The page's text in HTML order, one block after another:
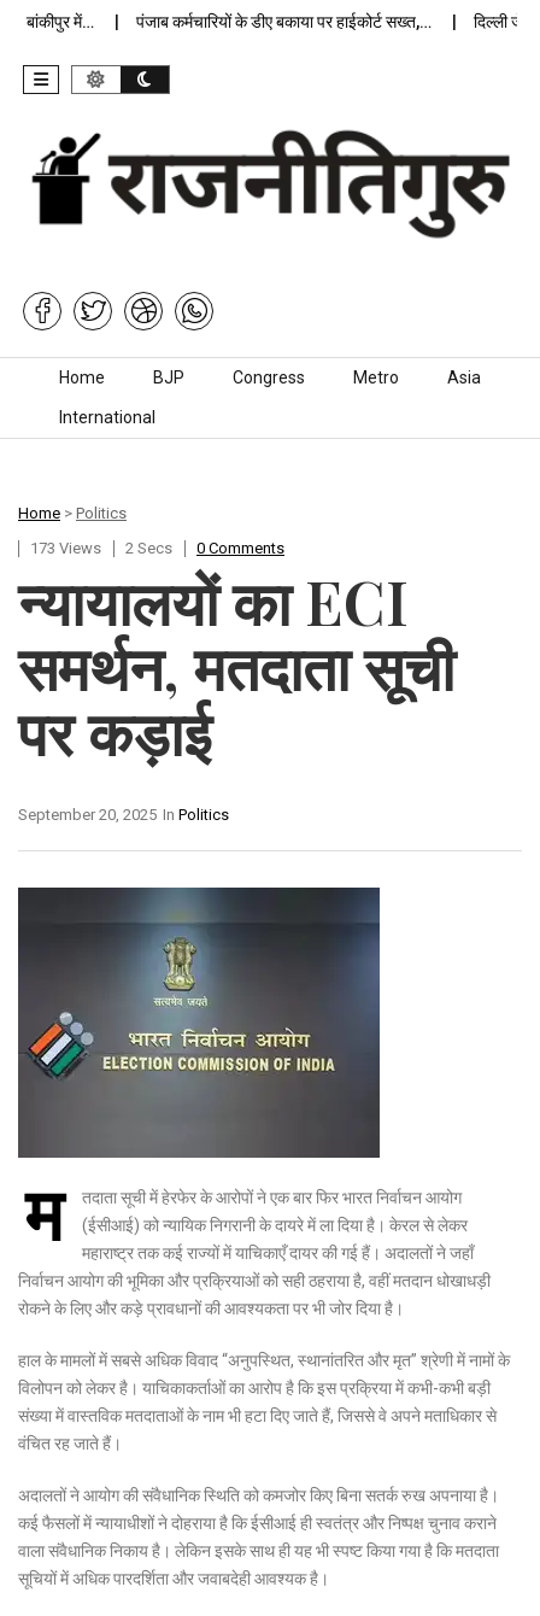
में… पंजाब कर्मचारियों के डीए बकाया पर हाईकोर्ट सख्त,… दिल्ली जेलों में
Skip to content
Home BJP Congress Metro Asia
International
Home > Politics
173 Views
2 Secs 0 Comments
न्यायालयों का ECI
समर्थन, मतदाता सूची
पर कड़ाई
In Politics
September 20, 2025
म
तदाता सूची में हेरफेर के आरोपों ने एक बार फिर भारत निर्वाचन आयोग
(ईसीआई) को न्यायिक निगरानी के दायरे में ला दिया है। केरल से लेकर
महाराष्ट्र तक कई राज्यों में याचिकाएँ दायर की गई हैं। अदालतों ने जहाँ
निर्वाचन आयोग की भूमिका और प्रक्रियाओं को सही ठहराया है, वहीं मतदान धोखाधड़ी
रोकने के लिए और कड़े प्रावधानों की आवश्यकता पर भी जोर दिया है।
हाल के मामलों में सबसे अधिक विवाद “अनुपस्थित, स्थानांतरित और मृत” श्रेणी में नामों के
विलोपन को लेकर है। याचिकाकर्ताओं का आरोप है कि इस प्रक्रिया में कभी-कभी बड़ी
संख्या में वास्तविक मतदाताओं के नाम भी हटा दिए जाते हैं, जिससे वे अपने मताधिकार से
वंचित रह जाते हैं।
अदालतों ने आयोग की संवैधानिक स्थिति को कमजोर किए बिना सतर्क रुख अपनाया है।
कई फैसलों में न्यायाधीशों ने दोहराया है कि ईसीआई ही स्वतंत्र और निष्पक्ष चुनाव कराने
वाला संवैधानिक निकाय है। लेकिन इसके साथ ही यह भी स्पष्ट किया गया है कि मतदाता
सूचियों में अधिक पारदर्शिता और जवाबदेही आवश्यक है।